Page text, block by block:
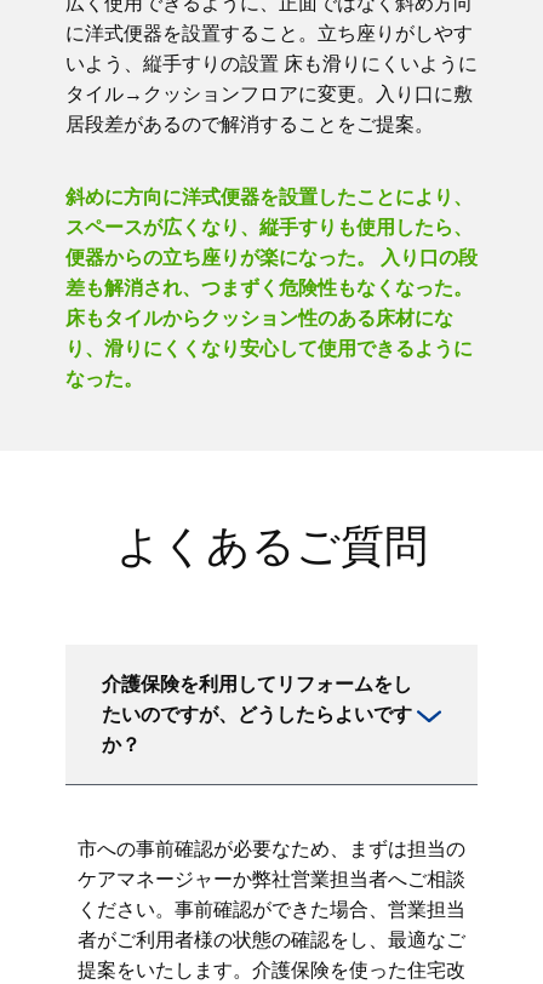
に洋式便器を設置すること。立ち座りがしやす
いよう、縦手すりの設置 床も滑りにくいように
タイル→クッションフロアに変更。入り口に敷
居段差があるので解消することをご提案。
斜めに方向に洋式便器を設置したことにより、
スペースが広くなり、縦手すりも使用したら、
便器からの立ち座りが楽になった。 入り口の段
差も解消され、つまずく危険性もなくなった。
床もタイルからクッション性のある床材にな
り、滑りにくくなり安心して使用できるように
なった。
よくあるご質問
介護保険を利用してリフォームをし
たいのですが、どうしたらよいです
か？
市への事前確認が必要なため、まずは担当の
ケアマネージャーか弊社営業担当者へご相談
ください。事前確認ができた場合、営業担当
者がご利用者様の状態の確認をし、最適なご
提案をいたします。介護保険を使った住宅改